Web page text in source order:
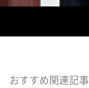
おすすめ関連記事